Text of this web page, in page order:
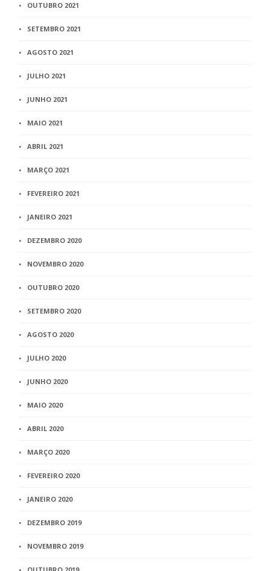
OUTUBRO 2021
SETEMBRO 2021
AGOSTO 2021
JULHO 2021
JUNHO 2021
MAIO 2021
ABRIL 2021
MARÇO 2021
FEVEREIRO 2021
JANEIRO 2021
DEZEMBRO 2020
NOVEMBRO 2020
OUTUBRO 2020
SETEMBRO 2020
AGOSTO 2020
JULHO 2020
JUNHO 2020
MAIO 2020
ABRIL 2020
MARÇO 2020
FEVEREIRO 2020
JANEIRO 2020
DEZEMBRO 2019
NOVEMBRO 2019